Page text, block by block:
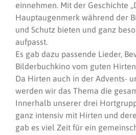
einnehmen. Mit der Geschichte
Hauptaugenmerk während der
und Schutz bieten und ganz
aufpasst.
Es gab dazu passende Lieder,
Bilderbuchkino vom guten
Da Hirten auch in der Advents-
werden wir das Thema die
Innerhalb unserer drei
ganz intensiv mit Hirten und
gab es viel Zeit für ein